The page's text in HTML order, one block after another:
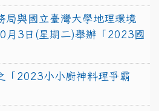
局與國立臺灣大學地理環境
月3日(星期二)舉辦「2023國
「2023小小廚神料理爭霸